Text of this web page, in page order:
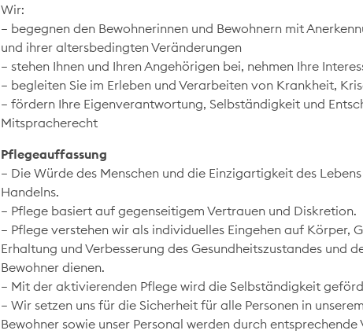
Wir:
– begegnen den Bewohnerinnen und Bewohnern mit
und ihrer altersbedingten Veränderungen
– stehen Ihnen und Ihren Angehörigen bei, nehmen Ihre
– begleiten Sie im Erleben und Verarbeiten von Krankheit,
– fördern Ihre Eigenverantwortung, Selbständigkeit und
Mitspracherecht
Pflegeauffassung
– Die Würde des Menschen und die Einzigartigkeit des
Handelns.
– Pflege basiert auf gegenseitigem Vertrauen und Diskretion.
– Pflege verstehen wir als individuelles Eingehen auf Körper,
Erhaltung und Verbesserung des Gesundheitszustandes und
Bewohner dienen.
– Mit der aktivierenden Pflege wird die Selbständigkeit
– Wir setzen uns für die Sicherheit für alle Personen in
Bewohner sowie unser Personal werden durch